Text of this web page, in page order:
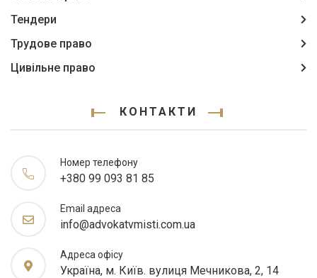
Тендери
Трудове право
Цивільне право
КОНТАКТИ
Номер телефону
+380 99 093 81 85
Email адреса
info@advokatvmisti.com.ua
Адреса офісу
Україна, м. Київ. вулиця Мечникова, 2, 14